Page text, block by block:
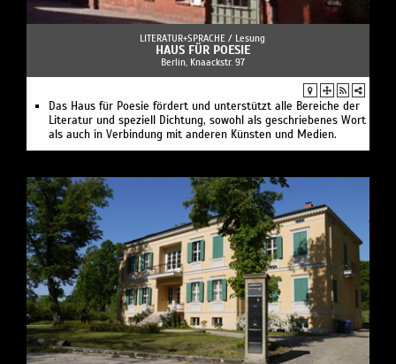
LITERATUR+SPRACHE / Lesung
HAUS FÜR POESIE
Berlin, Knaackstr. 97
Das Haus für Poesie fördert und unterstützt alle Bereiche der
Literatur und speziell Dichtung, sowohl als geschriebenes Wort
als auch in Verbindung mit anderen Künsten und Medien.